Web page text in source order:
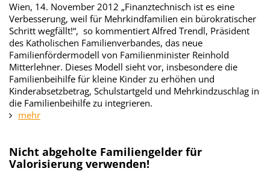
Wien, 14. November 2012 „Finanztechnisch ist es eine
Verbesserung, weil für Mehrkindfamilien ein bürokratischer
Schritt wegfällt!“, so kommentiert Alfred Trendl, Präsident
des Katholischen Familienverbandes, das neue
Familienfördermodell von Familienminister Reinhold
Mitterlehner. Dieses Modell sieht vor, insbesondere die
Familienbeihilfe für kleine Kinder zu erhöhen und
Kinderabsetzbetrag, Schulstartgeld und Mehrkindzuschlag in
die Familienbeihilfe zu integrieren.
mehr
Nicht abgeholte Familiengelder für
Valorisierung verwenden!